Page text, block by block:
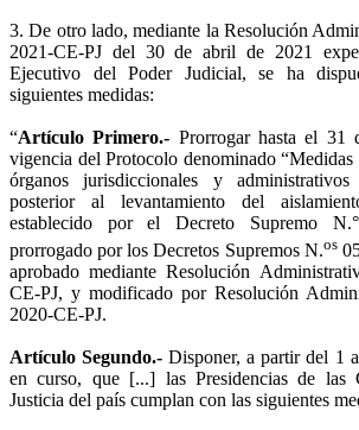
3. De otro lado, mediante la Resolución
2021-CE-PJ del 30 de abril de 2021
Ejecutivo del Poder Judicial, se ha
siguientes medidas:
“Artículo Primero.- Prorrogar hasta el 31
vigencia del Protocolo denominado
órganos jurisdiccionales y
posterior al levantamiento del
establecido por el Decreto Supremo
prorrogado por los Decretos Supremos N.os
aprobado mediante Resolución
CE-PJ, y modificado por Resolución
2020-CE-PJ.
Artículo Segundo.- Disponer, a partir del 1
en curso, que [...] las Presidencias de las
Justicia del país cumplan con las siguientes